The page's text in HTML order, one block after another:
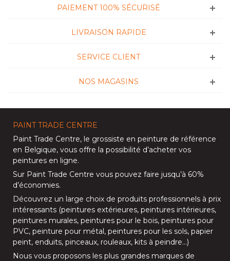
PAIEMENT 100% SÉCURISÉ
LIVRAISON RAPIDE
SERVICE CLIENT
NOS MAGASINS
PAINT TRADE CENTRE
Paint Trade Centre, le grossiste en peinture de référence
en Belgique, vous offre la possibilité d’acheter vos
peintures en ligne.
Sur Paint Trade Centre vous pouvez faire jusqu’à 60%
d’économies.
Découvrez un large choix de produits professionnels à prix
intéressants (peintures extérieures, peintures intérieures,
peintures murales, peintures pour le bois, peintures pour
PVC, peinture pour métal, peintures pour les sols, papier
peint, enduits, pinceaux, rouleaux, kits à peindre…)
Nous vous proposons les plus grandes marques de